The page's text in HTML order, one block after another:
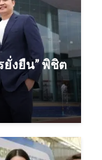
ยั่งยืน” พิชิต